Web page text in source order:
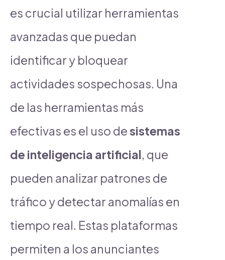
es crucial utilizar herramientas
avanzadas que puedan
identificar y bloquear
actividades sospechosas. Una
de las herramientas más
efectivas es el uso desistemas
de inteligencia artificial, que
pueden analizar patrones de
tráfico y detectar anomalías en
tiempo real. Estas plataformas
permiten a los anunciantes